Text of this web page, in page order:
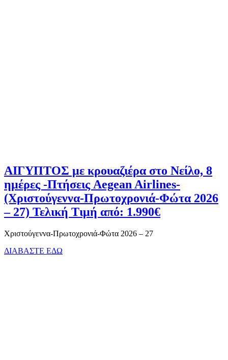
ΑΙΓΥΠΤΟΣ με κρουαζιέρα στο Νείλο, 8
ημέρες -Πτήσεις Aegean Airlines-
(Χριστούγεννα-Πρωτοχρονιά-Φώτα 2026
– 27) Τελική Τιμή από: 1.990€
Χριστούγεννα-Πρωτοχρονιά-Φώτα 2026 – 27
ΔΙΑΒΑΣΤΕ ΕΔΩ